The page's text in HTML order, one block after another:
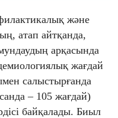
және
атап айтқанда,
арқасында
жағдай
салыстырғанда
– 105 жағдай)
байқалады. Биыл